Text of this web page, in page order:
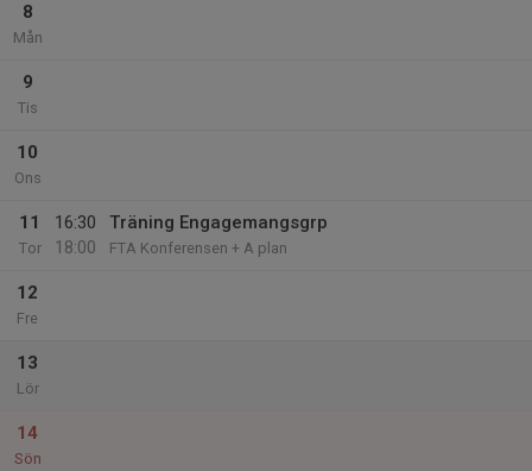
8
Mån
9
Tis
10
Ons
11
Tor
16:30
18:00
Träning Engagemangsgrp
FTA Konferensen + A plan
12
Fre
13
Lör
14
Sön